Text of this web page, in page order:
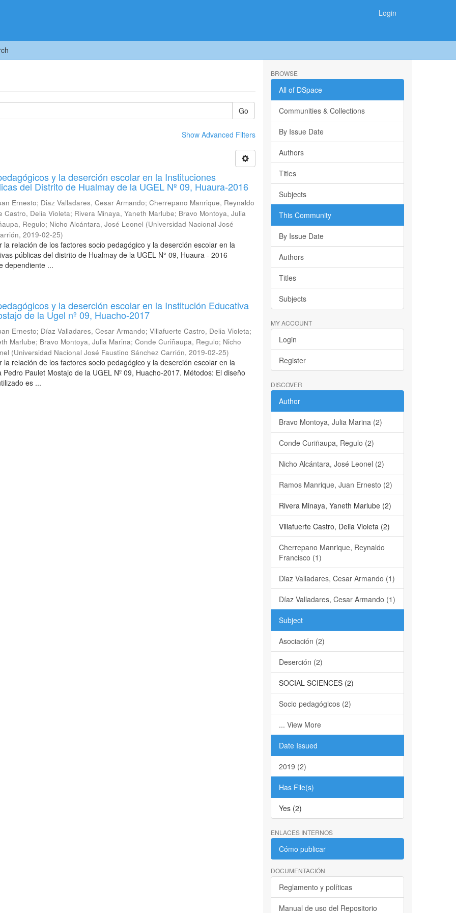
Login
Go
Show Advanced Filters
y la deserción escolar en la Instituciones
del Distrito de Hualmay de la UGEL Nº 09, Huaura-2016
Ernesto; Diaz Valladares, Cesar Armando;Cherrepano Manrique, Reynaldo
Castro, Delia Violeta; Rivera Minaya, Yaneth Marlube; Bravo Montoya, Julia
Regulo; Nicho Alcántara, José Leonel (Universidad Nacional José
,2019-02-25)
la relación de los factores socio pedagógico y la deserción escolar en la
públicas del distrito de Hualmay de la UGEL N° 09, Huaura - 2016
dependiente ...
y la deserción escolar en la Institución Educativa
de la Ugel nº 09, Huacho-2017
Ernesto; Díaz Valladares, Cesar Armando;Villafuerte Castro, Delia Violeta;
Marlube; Bravo Montoya, Julia Marina;Conde Curiñaupa, Regulo; Nicho
(Universidad Nacional José Faustino Sánchez Carrión,2019-02-25)
la relación de los factores socio pedagógico y la deserción escolar en la
Pedro Paulet Mostajo de la UGEL Nº 09, Huacho-2017. Métodos: El diseño
es ...
BROWSE
All of DSpace
Communities & Collections
By Issue Date
Authors
Titles
Subjects
This Community
By Issue Date
Authors
Titles
Subjects
MY ACCOUNT
Login
Register
DISCOVER
Author
Bravo Montoya, Julia Marina (2)
Conde Curiñaupa, Regulo (2)
Nicho Alcántara, José Leonel (2)
Ramos Manrique, Juan Ernesto (2)
Rivera Minaya, Yaneth Marlube (2)
Villafuerte Castro, Delia Violeta (2)
Cherrepano Manrique, Reynaldo
Francisco (1)
Diaz Valladares, Cesar Armando (1)
Díaz Valladares, Cesar Armando (1)
Subject
Asociación (2)
Deserción (2)
SOCIAL SCIENCES (2)
Socio pedagógicos (2)
... View More
Date Issued
2019 (2)
Has File(s)
Yes (2)
ENLACES INTERNOS
Cómo publicar
DOCUMENTACIÓN
Reglamento y políticas
Manual de uso del Repositorio